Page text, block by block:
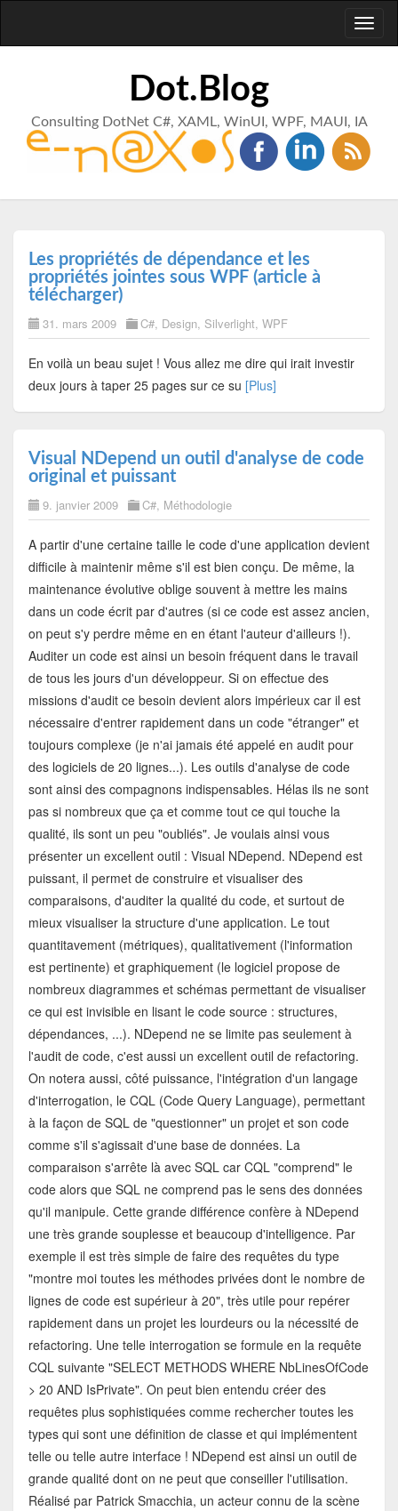
Dot.Blog
Consulting DotNet C#, XAML, WinUI, WPF, MAUI, IA
Les propriétés de dépendance et les
propriétés jointes sous WPF (article à
télécharger)
31. mars 2009 C#, Design, Silverlight, WPF
En voilà un beau sujet ! Vous allez me dire qui irait investir
deux jours à taper 25 pages sur ce su [Plus]
Visual NDepend un outil d'analyse de code
original et puissant
9. janvier 2009 C#, Méthodologie
A partir d'une certaine taille le code d'une application devient
difficile à maintenir même s'il est bien conçu. De même, la
maintenance évolutive oblige souvent à mettre les mains
dans un code écrit par d'autres (si ce code est assez ancien,
on peut s'y perdre même en en étant l'auteur d'ailleurs !).
Auditer un code est ainsi un besoin fréquent dans le travail
de tous les jours d'un développeur. Si on effectue des
missions d'audit ce besoin devient alors impérieux car il est
nécessaire d'entrer rapidement dans un code "étranger" et
toujours complexe (je n'ai jamais été appelé en audit pour
des logiciels de 20 lignes...). Les outils d'analyse de code
sont ainsi des compagnons indispensables. Hélas ils ne sont
pas si nombreux que ça et comme tout ce qui touche la
qualité, ils sont un peu "oubliés". Je voulais ainsi vous
présenter un excellent outil : Visual NDepend. NDepend est
puissant, il permet de construire et visualiser des
comparaisons, d'auditer la qualité du code, et surtout de
mieux visualiser la structure d'une application. Le tout
quantitavement (métriques), qualitativement (l'information
est pertinente) et graphiquement (le logiciel propose de
nombreux diagrammes et schémas permettant de visualiser
ce qui est invisible en lisant le code source : structures,
dépendances, ...). NDepend ne se limite pas seulement à
l'audit de code, c'est aussi un excellent outil de refactoring.
On notera aussi, côté puissance, l'intégration d'un langage
d'interrogation, le CQL (Code Query Language), permettant
à la façon de SQL de "questionner" un projet et son code
comme s'il s'agissait d'une base de données. La
comparaison s'arrête là avec SQL car CQL "comprend" le
code alors que SQL ne comprend pas le sens des données
qu'il manipule. Cette grande différence confère à NDepend
une très grande souplesse et beaucoup d'intelligence. Par
exemple il est très simple de faire des requêtes du type
"montre moi toutes les méthodes privées dont le nombre de
lignes de code est supérieur à 20", très utile pour repérer
rapidement dans un projet les lourdeurs ou la nécessité de
refactoring. Une telle interrogation se formule en la requête
CQL suivante "SELECT METHODS WHERE NbLinesOfCode
> 20 AND IsPrivate". On peut bien entendu créer des
requêtes plus sophistiquées comme rechercher toutes les
types qui sont une définition de classe et qui implémentent
telle ou telle autre interface ! NDepend est ainsi un outil de
grande qualité dont on ne peut que conseiller l'utilisation.
Réalisé par Patrick Smacchia, un acteur connu de la scène